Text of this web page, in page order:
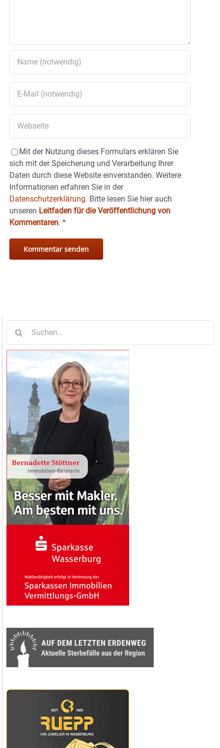
Mit der Nutzung dieses Formulars erklären Sie
sich mit der Speicherung und Verarbeitung Ihrer
Daten durch diese Website einverstanden. Weitere
Informationen erfahren Sie in der
Datenschutzerklärung. Bitte lesen Sie hier auch
unseren Leitfaden für die Veröffentlichung von
Kommentaren. *
nach: